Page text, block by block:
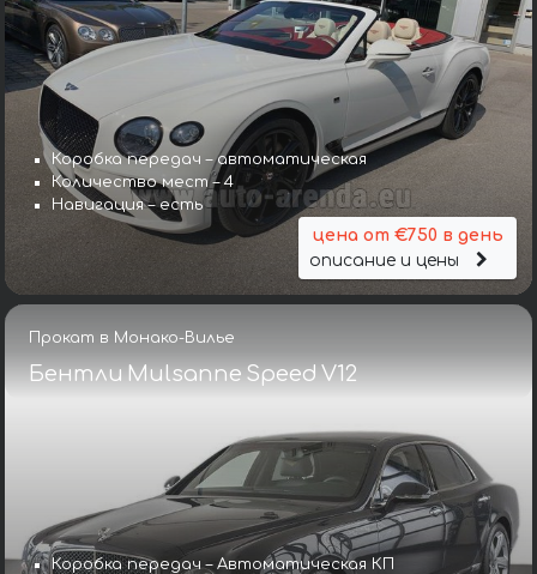
Коробка передач – автоматическая
Количество мест – 4
Навигация – есть
цена от €750 в день
описание и цены
Прокат в Монако-Вилье
Бентли Mulsanne Speed V12
Коробка передач – Автоматическая КП